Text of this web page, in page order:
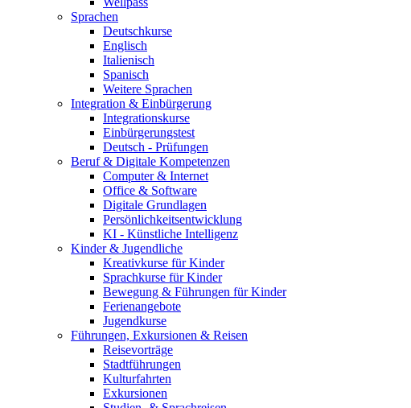
Sprachen
Deutschkurse
Englisch
Italienisch
Spanisch
Weitere Sprachen
Integration & Einbürgerung
Integrationskurse
Einbürgerungstest
Deutsch - Prüfungen
Beruf & Digitale Kompetenzen
Computer & Internet
Office & Software
Digitale Grundlagen
Persönlichkeitsentwicklung
KI - Künstliche Intelligenz
Kinder & Jugendliche
Kreativkurse für Kinder
Sprachkurse für Kinder
Bewegung & Führungen für Kinder
Ferienangebote
Jugendkurse
Führungen, Exkursionen & Reisen
Reisevorträge
Stadtführungen
Kulturfahrten
Exkursionen